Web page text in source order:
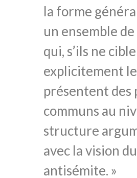
la forme
un ensemble
qui, s’ils ne
explicitement
présentent des
communs au
structure
avec la vision
antisémite. »